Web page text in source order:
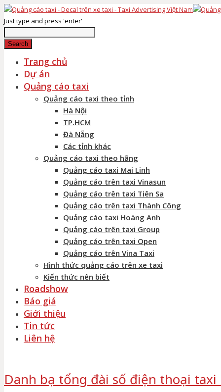
Just type and press 'enter'
Search
Trang chủ
Dự án
Quảng cáo taxi
Quảng cáo taxi theo tỉnh
Hà Nội
TP.HCM
Đà Nẵng
Các tỉnh khác
Quảng cáo taxi theo hãng
Quảng cáo taxi Mai Linh
Quảng cáo trên taxi Vinasun
Quảng cáo trên taxi Tiên Sa
Quảng cáo trên taxi Thành Công
Quảng cáo taxi Hoàng Anh
Quảng cáo trên taxi Group
Quảng cáo trên taxi Open
Quảng cáo trên Vina Taxi
Hình thức quảng cáo trên xe taxi
Kiến thức nên biết
Roadshow
Báo giá
Giới thiệu
Tin tức
Liên hệ
Danh bạ tổng đài số điện thoại